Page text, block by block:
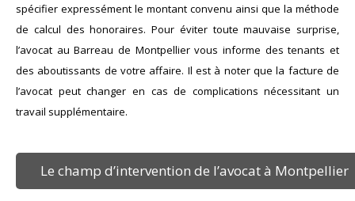
spécifier expressément le montant convenu ainsi que la méthode
de calcul des honoraires. Pour éviter toute mauvaise surprise,
l’avocat au Barreau de Montpellier vous informe des tenants et
des aboutissants de votre affaire. Il est à noter que la facture de
l’avocat peut changer en cas de complications nécessitant un
travail supplémentaire.
Le champ d’intervention de l’avocat à Montpellier